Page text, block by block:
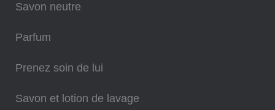
Savon neutre
Parfum
Prenez soin de lui
Savon et lotion de lavage